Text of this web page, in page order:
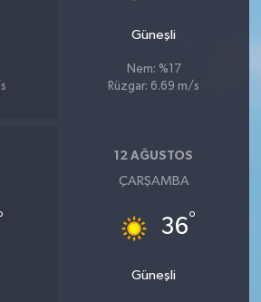
Güneşli
Nem: %17
Rüzgar: 6.69 m/s
12 AĞUSTOS
ÇARŞAMBA
36°
Güneşli